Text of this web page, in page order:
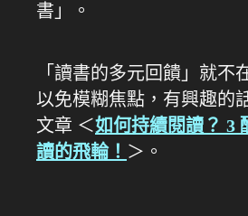
書」。
「讀書的多元回饋」就不
以免模糊焦點，有興趣的
文章 ＜如何持續閱讀？ 3
讀的飛輪！ ＞。